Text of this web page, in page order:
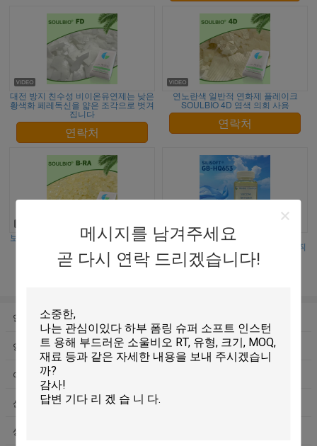
메시지를 남겨주세요
곧 다시 연락 드리겠습니다!
대전 방지 친수성 비이온유연제는 낮은
황색화 페레독신을 얇은 조각으로 벗겨
집니다
연락처
연노란색 일반적 연화제 플레이크
SOULBIO 4D 염색 의회 사용
연락처
보조물을 완성하는 연노란색 대전 방지
찬물 연화제 비즈 B-RA 직물
연락처
화학 섬유 부드럽고 푹신한 실리콘
SILISOFT GB-HQ653, 낮은 황변 및 직
물 색상에 영향 없음
연화제 플레이크
양이온 연화제 플레이크 아니온 완화제
아미노 실리콘
산성 셀룰라세 효소
생분해 효소